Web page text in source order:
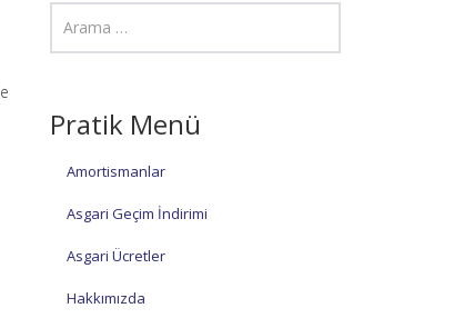
Pratik Menü
Amortismanlar
Asgari Geçim İndirimi
Asgari Ücretler
Hakkımızda